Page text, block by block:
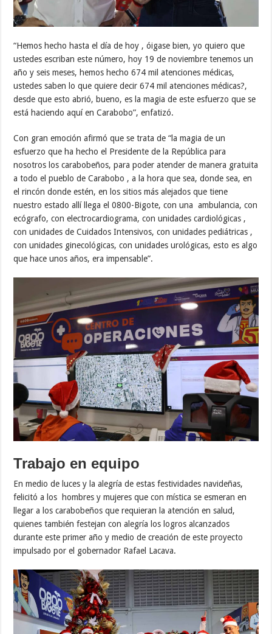
“Hemos hecho hasta el día de hoy , óigase bien, yo quiero que
ustedes escriban este número, hoy 19 de noviembre tenemos un
año y seis meses, hemos hecho 674 mil atenciones médicas,
ustedes saben lo que quiere decir 674 mil atenciones médicas?,
desde que esto abrió, bueno, es la magia de este esfuerzo que se
está haciendo aquí en Carabobo”, enfatizó.
Con gran emoción afirmó que se trata de “la magia de un
esfuerzo que ha hecho el Presidente de la República para
nosotros los carabobeños, para poder atender de manera gratuita
a todo el pueblo de Carabobo , a la hora que sea, donde sea, en
el rincón donde estén, en los sitios más alejados que tiene
nuestro estado allí llega el 0800-Bigote, con una ambulancia, con
ecógrafo, con electrocardiograma, con unidades cardiológicas ,
con unidades de Cuidados Intensivos, con unidades pediátricas ,
con unidades ginecológicas, con unidades urológicas, esto es algo
que hace unos años, era impensable”.
Trabajo en equipo
En medio de luces y la alegría de estas festividades navideñas,
felicitó a los hombres y mujeres que con mística se esmeran en
llegar a los carabobeños que requieran la atención en salud,
quienes también festejan con alegría los logros alcanzados
durante este primer año y medio de creación de este proyecto
impulsado por el gobernador Rafael Lacava.